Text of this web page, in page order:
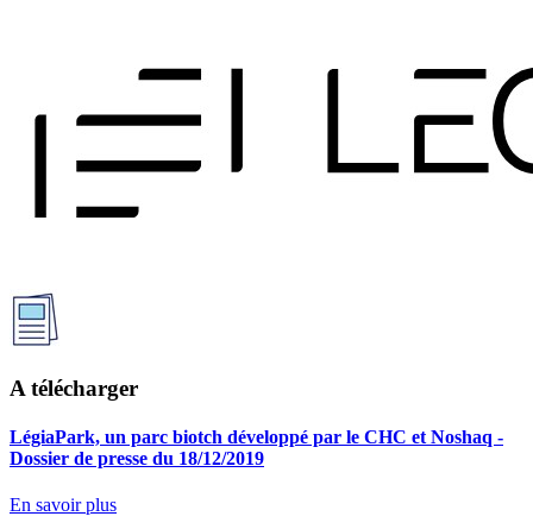
A télécharger
LégiaPark, un parc biotch développé par le CHC et Noshaq -
Dossier de presse du 18/12/2019
En savoir plus